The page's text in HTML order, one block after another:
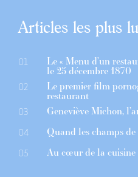
Articles les plus
01 Le « Menu d’un
le 25 décembre 1870
02 Le premier film
restaurant
03 Geneviève Michon,
04 Quand les champs
05 Au cœur de la cuisine